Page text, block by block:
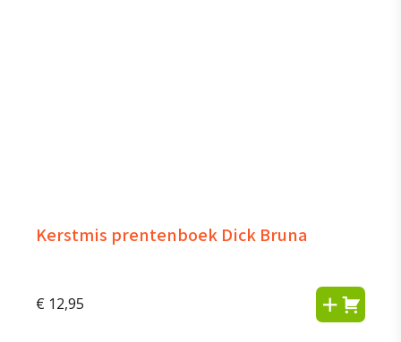
Kerstmis prentenboek Dick Bruna
€ 12,95